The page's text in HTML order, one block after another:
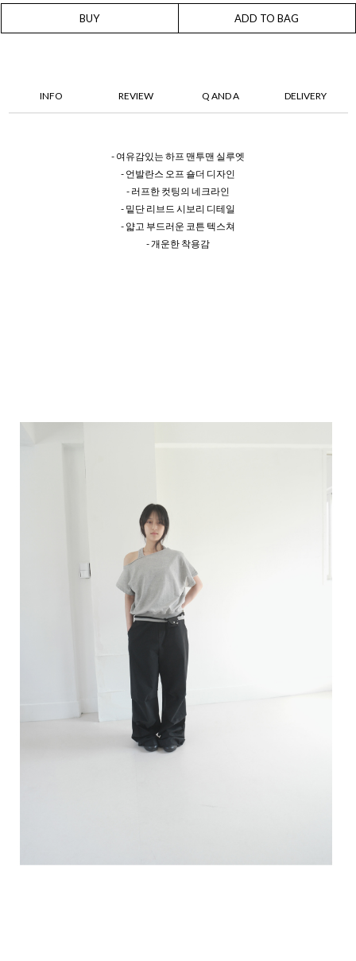
BUY ADD TO BAG
INFO REVIEW Q AND A DELIVERY
- 여유감있는 하프 맨투맨 실루엣
- 언발란스 오프 숄더 디자인
- 러프한 컷팅의 네크라인
- 밑단 리브드 시보리 디테일
- 얇고 부드러운 코튼 텍스쳐
- 개운한 착용감